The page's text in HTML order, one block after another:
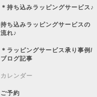
＊持ち込みラッピングサービス♪
持ち込みラッピングサービスの
流れ♪
＊ラッピングサービス承り事例/
ブログ記事
カレンダー
ご予約